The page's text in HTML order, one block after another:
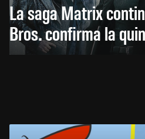
La saga Matrix
Bros. confirma la